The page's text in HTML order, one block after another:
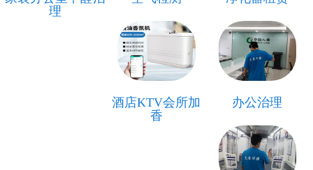
理
酒店KTV会所加
香
办公治理